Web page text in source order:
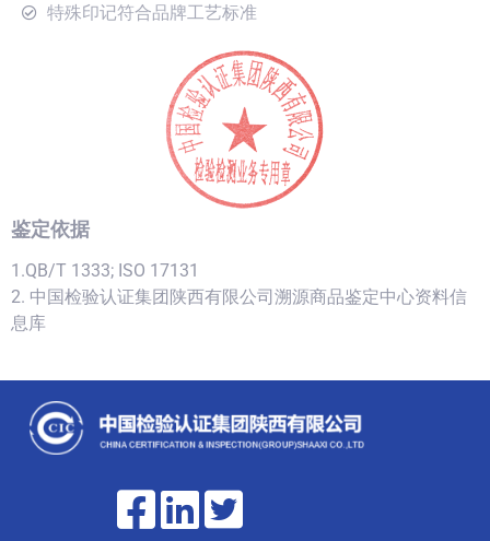
特殊印记符合品牌工艺标准
鉴定依据
1.QB/T 1333; ISO 17131
2. 中国检验认证集团陕西有限公司溯源商品鉴定中心资料信
息库